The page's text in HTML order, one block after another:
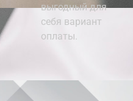
выгодный для
себя вариант
оплаты.